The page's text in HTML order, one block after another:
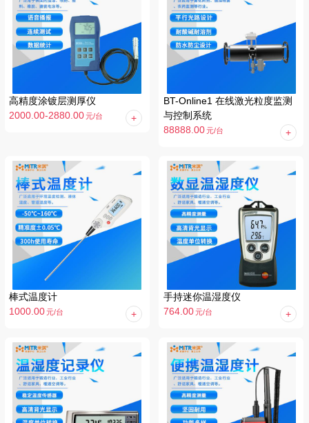
高精度涂镀层测厚仪
2000.00-2880.00 元/台
BT-Online1 在线激光粒度监测
与控制系统
88888.00元/台
棒式温度计
1000.00 元/台
手持迷你温湿度仪
764.00元/台